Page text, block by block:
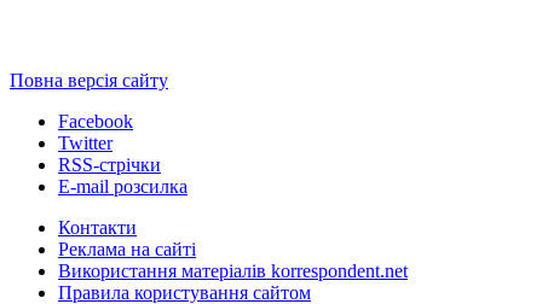
Повна версія сайту
Facebook
Twitter
RSS-стрічки
E-mail розсилка
Контакти
Реклама на сайті
Використання матеріалів korrespondent.net
Правила користування сайтом